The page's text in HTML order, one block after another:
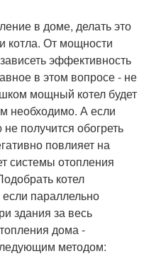
в доме, делать это
котла. От мощности
эффективность
в этом вопросе - не
мощный котел будет
необходимо. А если
получится обогреть
повлияет на
системы отопления
котел
параллельно
здания за весь
дома -
методом: